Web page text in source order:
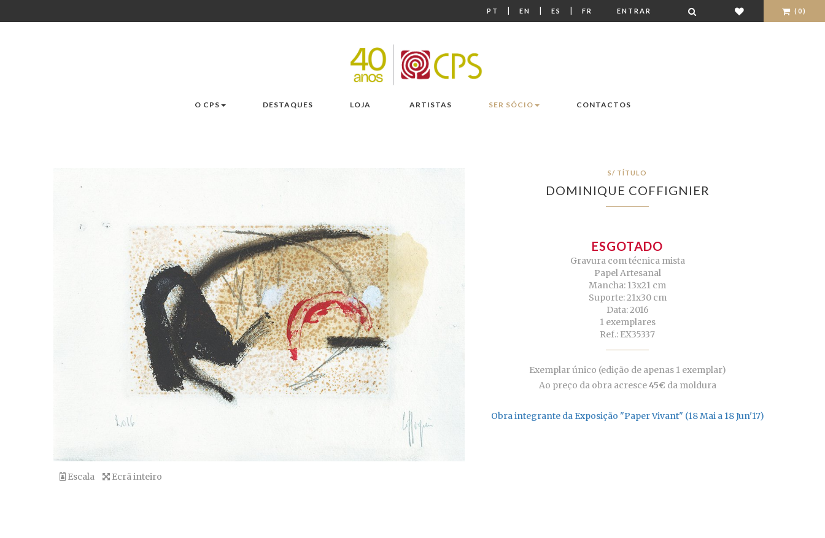
PT | EN | ES | FR ENTRAR (0)
O CPS DESTAQUES LOJA ARTISTAS SER SÓCIO CONTACTOS
Escala Ecrã inteiro
S/ TÍTULO
DOMINIQUE COFFIGNIER
ESGOTADO
Gravura com técnica mista
Papel Artesanal
Mancha: 13x21 cm
Suporte: 21x30 cm
Data: 2016
1 exemplares
Ref.: EX35337
Exemplar único (edição de apenas 1 exemplar)
Ao preço da obra acresce45€ da moldura
Obra integrante da Exposição "Paper Vivant" (18 Mai a 18 Jun'17)